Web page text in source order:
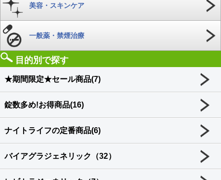
美容・スキンケア
一般薬・禁煙治療
目的別で探す
★期間限定★セール商品(7)
錠数多め!お得商品(16)
ナイトライフの定番商品(6)
バイアグラジェネリック（32）